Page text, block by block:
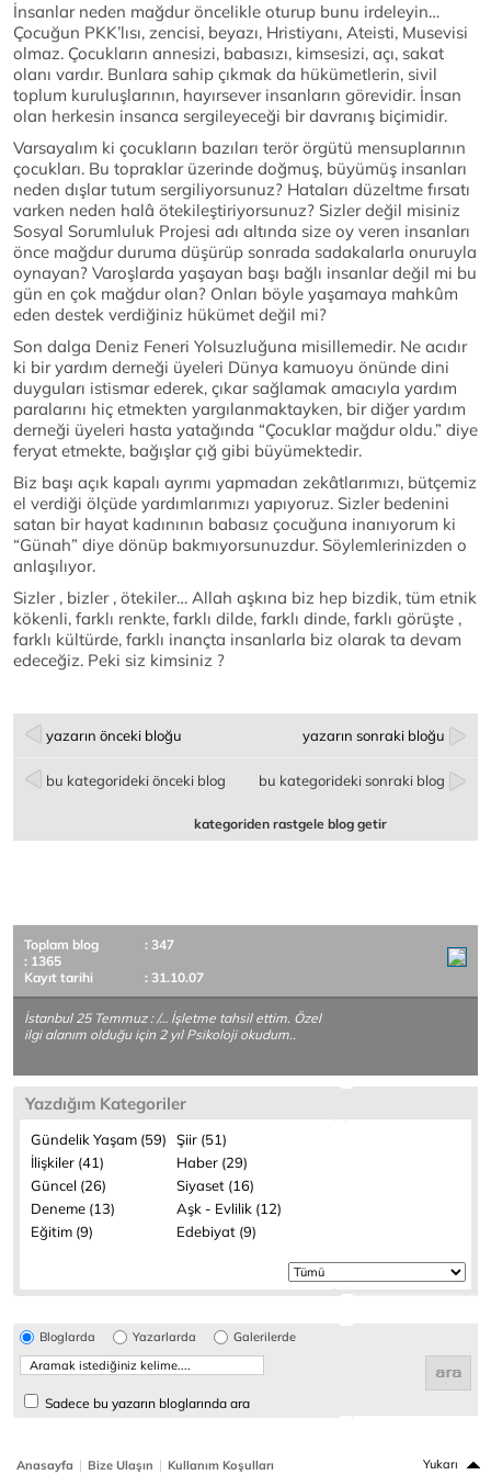
İnsanlar neden mağdur öncelikle oturup bunu irdeleyin…
Çocuğun PKK’lısı, zencisi, beyazı, Hristiyanı, Ateisti, Musevisi
olmaz. Çocukların annesizi, babasızı, kimsesizi, açı, sakat
olanı vardır. Bunlara sahip çıkmak da hükümetlerin, sivil
toplum kuruluşlarının, hayırsever insanların görevidir. İnsan
olan herkesin insanca sergileyeceği bir davranış biçimidir.
Varsayalım ki çocukların bazıları terör örgütü mensuplarının
çocukları. Bu topraklar üzerinde doğmuş, büyümüş insanları
neden dışlar tutum sergiliyorsunuz? Hataları düzeltme fırsatı
varken neden halâ ötekileştiriyorsunuz? Sizler değil misiniz
Sosyal Sorumluluk Projesi adı altında size oy veren insanları
önce mağdur duruma düşürüp sonrada sadakalarla onuruyla
oynayan? Varoşlarda yaşayan başı bağlı insanlar değil mi bu
gün en çok mağdur olan? Onları böyle yaşamaya mahkûm
eden destek verdiğiniz hükümet değil mi?
Son dalga Deniz Feneri Yolsuzluğuna misillemedir. Ne acıdır
ki bir yardım derneği üyeleri Dünya kamuoyu önünde dini
duyguları istismar ederek, çıkar sağlamak amacıyla yardım
paralarını hiç etmekten yargılanmaktayken, bir diğer yardım
derneği üyeleri hasta yatağında “Çocuklar mağdur oldu.” diye
feryat etmekte, bağışlar çığ gibi büyümektedir.
Biz başı açık kapalı ayrımı yapmadan zekâtlarımızı, bütçemiz
el verdiği ölçüde yardımlarımızı yapıyoruz. Sizler bedenini
satan bir hayat kadınının babasız çocuğuna inanıyorum ki
“Günah” diye dönüp bakmıyorsunuzdur. Söylemlerinizden o
anlaşılıyor.
Sizler , bizler , ötekiler… Allah aşkına biz hep bizdik, tüm etnik
kökenli, farklı renkte, farklı dilde, farklı dinde, farklı görüşte ,
farklı kültürde, farklı inançta insanlarla biz olarak ta devam
edeceğiz. Peki siz kimsiniz ?
yazarın önceki bloğu yazarın sonraki bloğu
bu kategorideki önceki blog bu kategorideki sonraki blog
kategoriden rastgele blog getir
Toplam blog
: 347
: 1365
Kayıt tarihi
: 31.10.07
İstanbul 25 Temmuz : /… İşletme tahsil ettim. Özel
ilgi alanım olduğu için 2 yıl Psikoloji okudum..
Yazdığım Kategoriler
Gündelik Yaşam (59)
Şiir (51)
İlişkiler (41)
Haber (29)
Güncel (26)
Siyaset (16)
Deneme (13)
Aşk - Evlilik (12)
Eğitim (9)
Edebiyat (9)
Bloglarda Yazarlarda Galerilerde
Sadece bu yazarın bloglarında ara
Anasayfa | Bize Ulaşın | Kullanım Koşulları Yukarı